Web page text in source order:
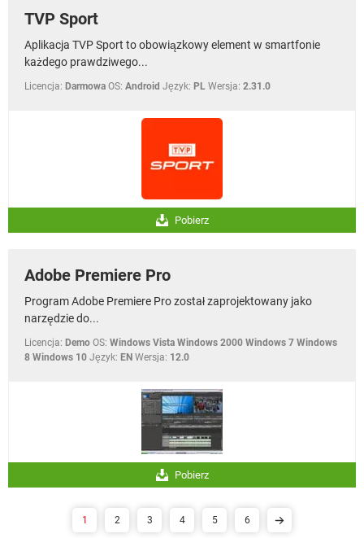
TVP Sport
Aplikacja TVP Sport to obowiązkowy element w smartfonie
każdego prawdziwego...
Licencja: Darmowa OS: Android Język: PL Wersja: 2.31.0
Pobierz
Adobe Premiere Pro
Program Adobe Premiere Pro został zaprojektowany jako
narzędzie do...
Licencja: Demo OS: Windows Vista Windows 2000 Windows 7 Windows
8 Windows 10 Język: EN Wersja: 12.0
Pobierz
1 2 3 4 5 6